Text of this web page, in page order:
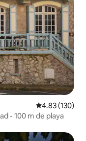
Calificación
4.83 (130)
- 100 m de playa